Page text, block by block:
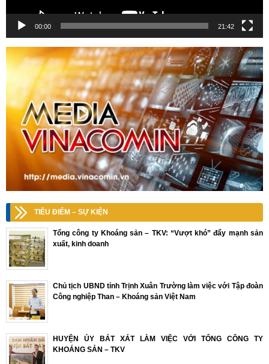
00:00 21:42
TIÊU ĐIỂM – SỰ KIỆN
Tổng công ty Khoáng sản – TKV: “Vượt khó” đẩy mạnh sản
xuất, kinh doanh
Chủ tịch UBND tỉnh Trịnh Xuân Trường làm việc với Tập đoàn
Công nghiệp Than – Khoáng sản Việt Nam
HUYỆN ỦY BÁT XÁT LÀM VIỆC VỚI TỔNG CÔNG TY
KHOÁNG SẢN – TKV